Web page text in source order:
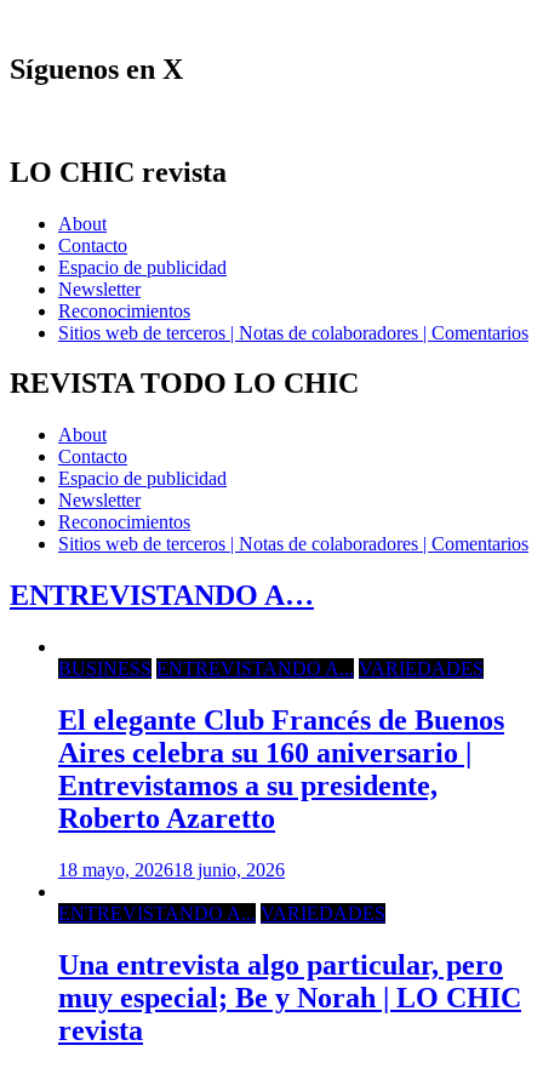
Síguenos en X
LO CHIC revista
About
Contacto
Espacio de publicidad
Newsletter
Reconocimientos
Sitios web de terceros | Notas de colaboradores | Comentarios
REVISTA TODO LO CHIC
About
Contacto
Espacio de publicidad
Newsletter
Reconocimientos
Sitios web de terceros | Notas de colaboradores | Comentarios
ENTREVISTANDO A…
BUSINESS ENTREVISTANDO A... VARIEDADES
El elegante Club Francés de Buenos
Aires celebra su 160 aniversario |
Entrevistamos a su presidente,
Roberto Azaretto
18 mayo, 202618 junio, 2026
ENTREVISTANDO A... VARIEDADES
Una entrevista algo particular, pero
muy especial; Be y Norah | LO CHIC
revista